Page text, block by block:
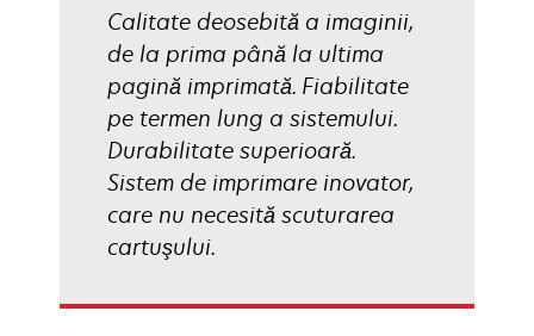
Calitate deosebită a imaginii,
de la prima până la ultima
pagină imprimată. Fiabilitate
pe termen lung a sistemului.
Durabilitate superioară.
Sistem de imprimare inovator,
care nu necesită scuturarea
cartuşului.